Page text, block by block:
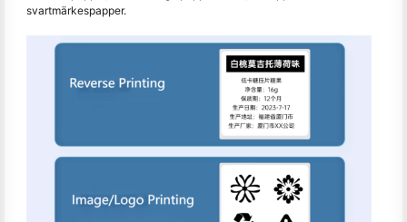
svartmärkespapper.